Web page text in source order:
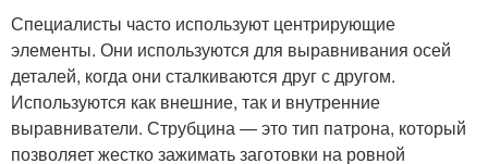
Специалисты часто используют центрирующие
элементы. Они используются для выравнивания осей
деталей, когда они сталкиваются друг с другом.
Используются как внешние, так и внутренние
выравниватели. Струбцина — это тип патрона, который
позволяет жестко зажимать заготовки на ровной